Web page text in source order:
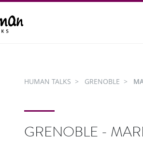
HUMAN TALKS GRENOBLE
GRENOBLE -